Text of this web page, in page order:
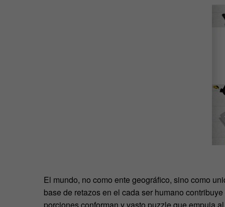
El mundo, no como ente geográfico, sino como
base de retazos en el cada ser humano
porciones conforman y vasto puzzle que empuja